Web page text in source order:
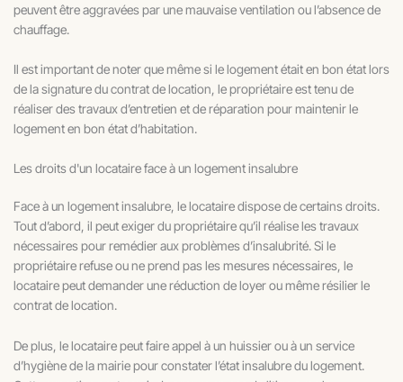
peuvent être aggravées par une mauvaise ventilation ou l’absence de
chauffage.
Il est important de noter que même si le logement était en bon état lors
de la signature du contrat de location, le propriétaire est tenu de
réaliser des travaux d’entretien et de réparation pour maintenir le
logement en bon état d’habitation.
Les droits d'un locataire face à un logement insalubre
Face à un logement insalubre, le locataire dispose de certains droits.
Tout d’abord, il peut exiger du propriétaire qu’il réalise les travaux
nécessaires pour remédier aux problèmes d’insalubrité. Si le
propriétaire refuse ou ne prend pas les mesures nécessaires, le
locataire peut demander une réduction de loyer ou même résilier le
contrat de location.
De plus, le locataire peut faire appel à un huissier ou à un service
d’hygiène de la mairie pour constater l’état insalubre du logement.